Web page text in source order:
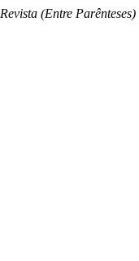
Revista (Entre Parênteses)